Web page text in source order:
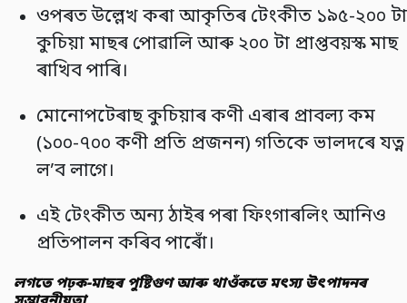
ওপৰত উল্লেখ কৰা আকৃতিৰ টেংকীত ১৯৫-২০০ টা
কুচিয়া মাছৰ পোৱালি আৰু ২০০ টা প্ৰাপ্তবয়স্ক মাছ
ৰাখিব পাৰি।
মোনোপটেৰাছ কুচিয়াৰ কণী এৰাৰ প্ৰাবল্য কম
(১০০-৭০০ কণী প্ৰতি প্ৰজনন) গতিকে ভালদৰে যত্ন
ল’ব লাগে।
এই টেংকীত অন্য ঠাইৰ পৰা ফিংগাৰলিং আনিও
প্ৰতিপালন কৰিব পাৰোঁ।
লগতে পঢ়ক-মাছৰ পুষ্টিগুণ আৰু থাওঁকতে মৎস্য উৎপাদনৰ